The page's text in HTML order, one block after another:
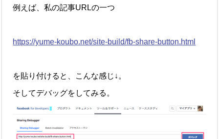
例えば、私の記事URLの一つ
https://yume-koubo.net/site-build/fb-share-button.html
を貼り付けると、こんな感じ↓。
そしてデバッグをしてみる。